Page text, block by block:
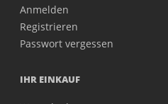
Anmelden
Registrieren
Passwort vergessen
IHR EINKAUF